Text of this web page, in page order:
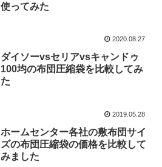
使ってみた
2020.08.27
ダイソーvsセリアvsキャンドゥ
100均の布団圧縮袋を比較してみ
た
2019.05.28
ホームセンター各社の敷布団サイ
ズの布団圧縮袋の価格を比較して
みました